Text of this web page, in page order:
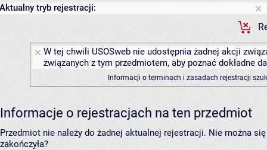
Aktualny tryb rejestracji:
W tej chwili USOSweb nie udostępnia żadnej akcji
związanych z tym przedmiotem, aby poznać dokładne
Informacji o terminach i zasadach rejestracji
Informacje o rejestracjach na ten przedmiot
Przedmiot nie należy do żadnej aktualnej rejestracji. Nie można
zakończyła?